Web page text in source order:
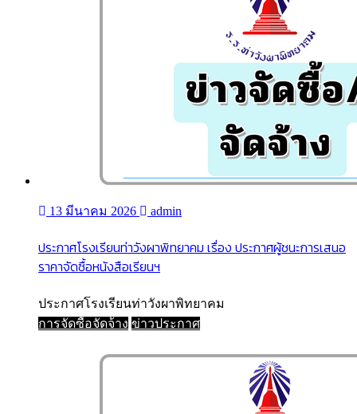
13 มีนาคม 2026 admin
ประกาศโรงเรียนท่าวังผาพิทยาคม เรื่อง ประกาศผู้ชนะการเสนอ
ราคาจัดซื้อหนังสือเรียนฯ
ประกาศโรงเรียนท่าวังผาพิทยาคม
การจัดซื้อจัดจ้าง ข่าวประกาศ